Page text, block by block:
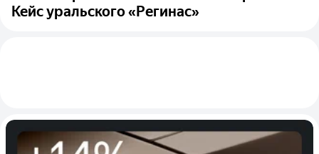
Кейс уральского «Регинас»